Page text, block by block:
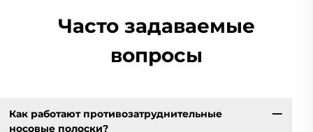
Часто задаваемые
вопросы
Как работают противозатруднительные
носовые полоски?